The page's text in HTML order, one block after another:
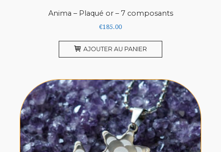
Anima – Plaqué or – 7 composants
€185.00
AJOUTER AU PANIER